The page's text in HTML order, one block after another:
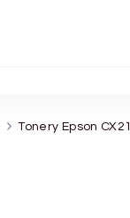
Tonery Epson